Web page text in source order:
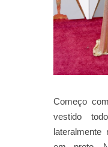
Começo
vestido